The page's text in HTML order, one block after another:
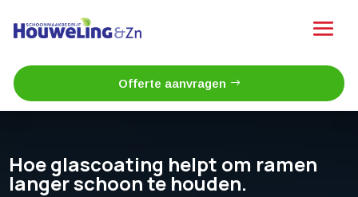
Offerte aanvragen
Hoe glascoating helpt om ramen
langer schoon te houden.​